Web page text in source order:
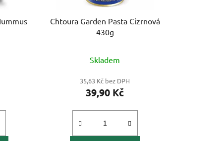
Chtoura Garden Pasta Cizrnová
430g
Skladem
35,63 Kč bez DPH
39,90 Kč